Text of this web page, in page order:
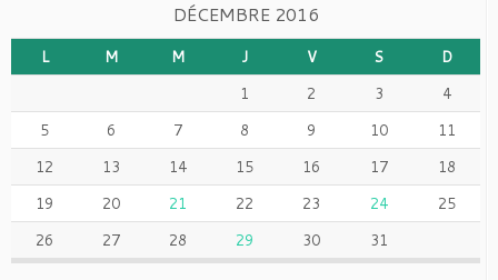
DÉCEMBRE 2016
L M M J V S
D
1
2 3
4
5
6 7 8 9 10
11
12
13 14 15 16 17
18
19
20 21 22 23 24
25
26
27 28 29 30 31